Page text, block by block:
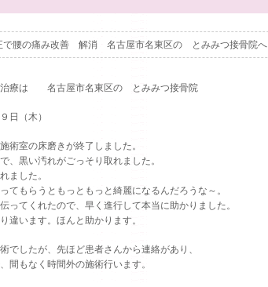
腰の痛み改善 解消 名古屋市名東区の とみみつ接骨院へ
療は 名古屋市名東区の とみみつ接骨院
日（木）
術室の床磨きが終了しました。
、黒い汚れがごっそり取れました。
ました。
てもらうともっともっと綺麗になるんだろうな～。
ってくれたので、早く進行して本当に助かりました。
違います。ほんと助かります。
でしたが、先ほど患者さんから連絡があり、
間もなく時間外の施術行います。